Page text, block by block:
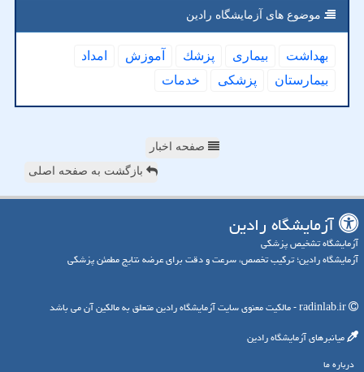
موضوع های آزمایشگاه رادین
بهداشت بیماری پزشك آموزش
امداد
بیمارستان
پزشكی خدمات
صفحه اخبار
بازگشت به صفحه اصلی
آزمایشگاه رادین
آزمایشگاه تشخیص پزشکی
آزمایشگاه رادین؛ ترکیب تخصص، سرعت و دقت برای عرضه نتایج مطمئن پزشکی
میانبرهای آزمایشگاه رادین
درباره ما